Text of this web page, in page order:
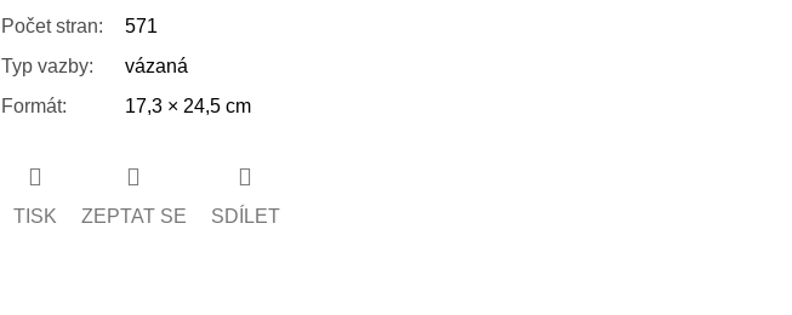
Počet stran:
571
Typ vazby:
vázaná
Formát: 17,3 × 24,5 cm
TISK ZEPTAT SE SDÍLET